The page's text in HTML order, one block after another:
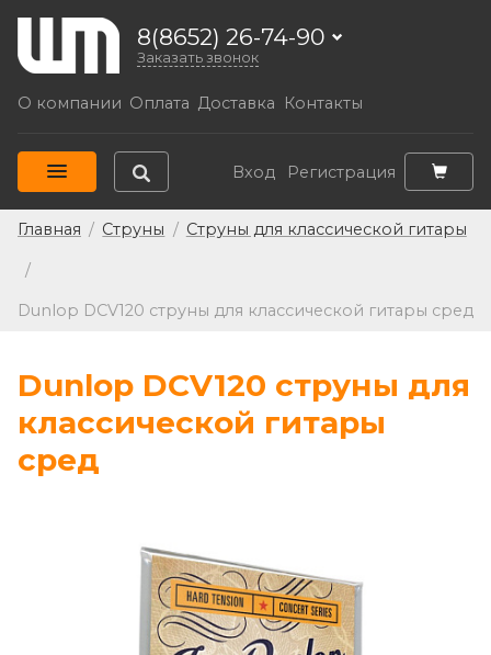
8(8652) 26-74-90
Заказать звонок
О компании Оплата Доставка Контакты
Вход Регистрация
Главная / Струны / Струны для классической гитары
/
Dunlop DCV120 струны для классической гитары сред
Dunlop DCV120 струны для
классической гитары
сред